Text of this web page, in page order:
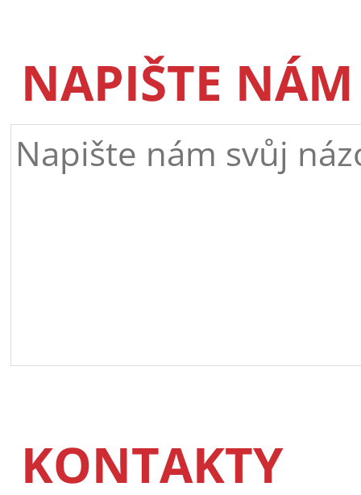
NAPIŠTE NÁM
KONTAKTY